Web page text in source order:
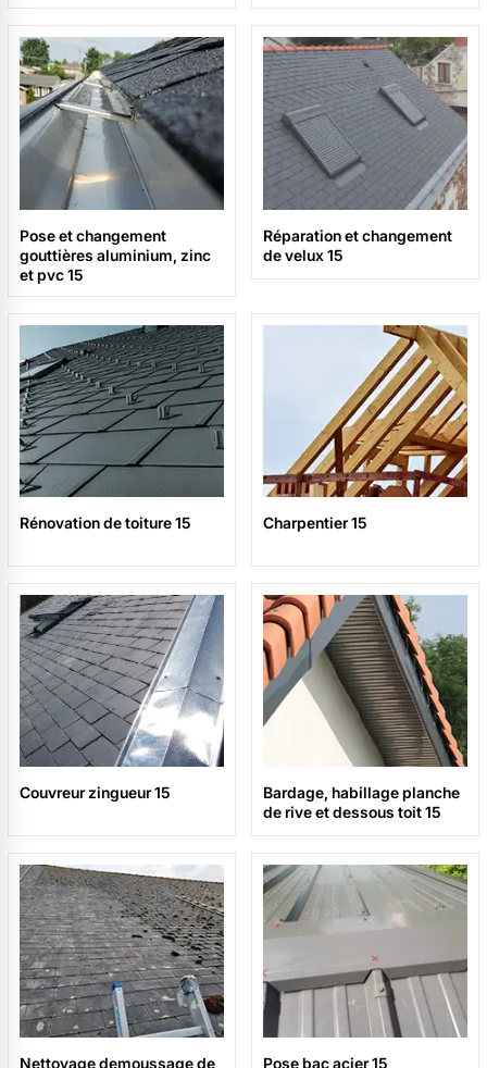
Pose et changement
gouttières aluminium, zinc
et pvc 15
Réparation et changement
de velux 15
Rénovation de toiture 15 Charpentier 15
Couvreur zingueur 15
Bardage, habillage planche
de rive et dessous toit 15
Nettoyage demoussage de Pose bac acier 15